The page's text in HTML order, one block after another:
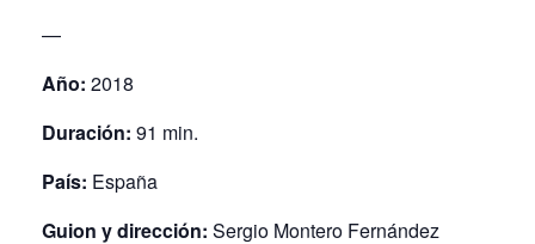
—
Año: 2018
Duración: 91 min.
País: España
Guion y dirección: Sergio Montero Fernández